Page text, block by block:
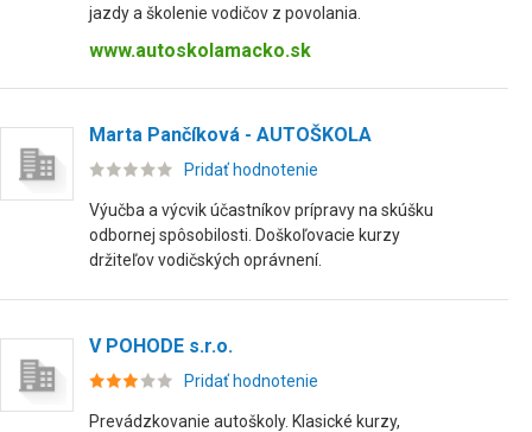
jazdy a školenie vodičov z povolania.
www.autoskolamacko.sk
Marta Pančíková - AUTOŠKOLA
Pridať hodnotenie
Výučba a výcvik účastníkov prípravy na skúšku
odbornej spôsobilosti. Doškoľovacie kurzy
držiteľov vodičských oprávnení.
V POHODE s.r.o.
Pridať hodnotenie
Prevádzkovanie autoškoly. Klasické kurzy,